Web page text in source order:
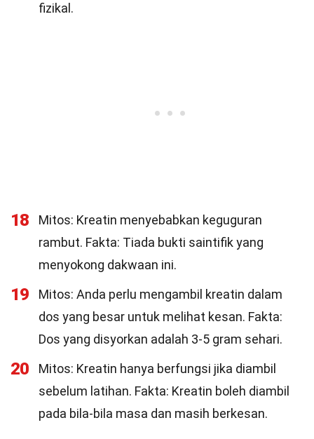
fizikal.
18
Mitos: Kreatin menyebabkan keguguran
rambut. Fakta: Tiada bukti saintifik yang
menyokong dakwaan ini.
19
Mitos: Anda perlu mengambil kreatin dalam
dos yang besar untuk melihat kesan. Fakta:
Dos yang disyorkan adalah 3-5 gram sehari.
20
Mitos: Kreatin hanya berfungsi jika diambil
sebelum latihan. Fakta: Kreatin boleh diambil
pada bila-bila masa dan masih berkesan.